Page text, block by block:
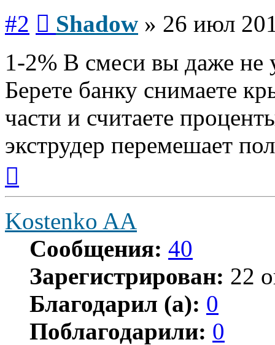
#2 Shadow » 26 июл
1-2% В смеси вы даже не
Берете банку снимаете
части и считаете
экструдер перемешает
началу
Kostenko AA
Сообщения: 40
Зарегистрирован: 22
Благодарил (а): 0
Поблагодарили: 0